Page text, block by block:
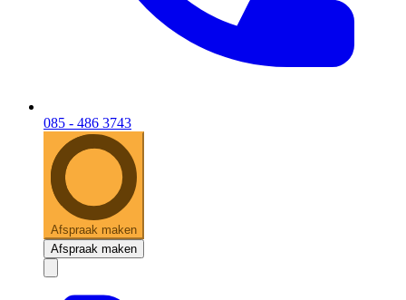
085 - 486 3743
Afspraak maken
Afspraak maken